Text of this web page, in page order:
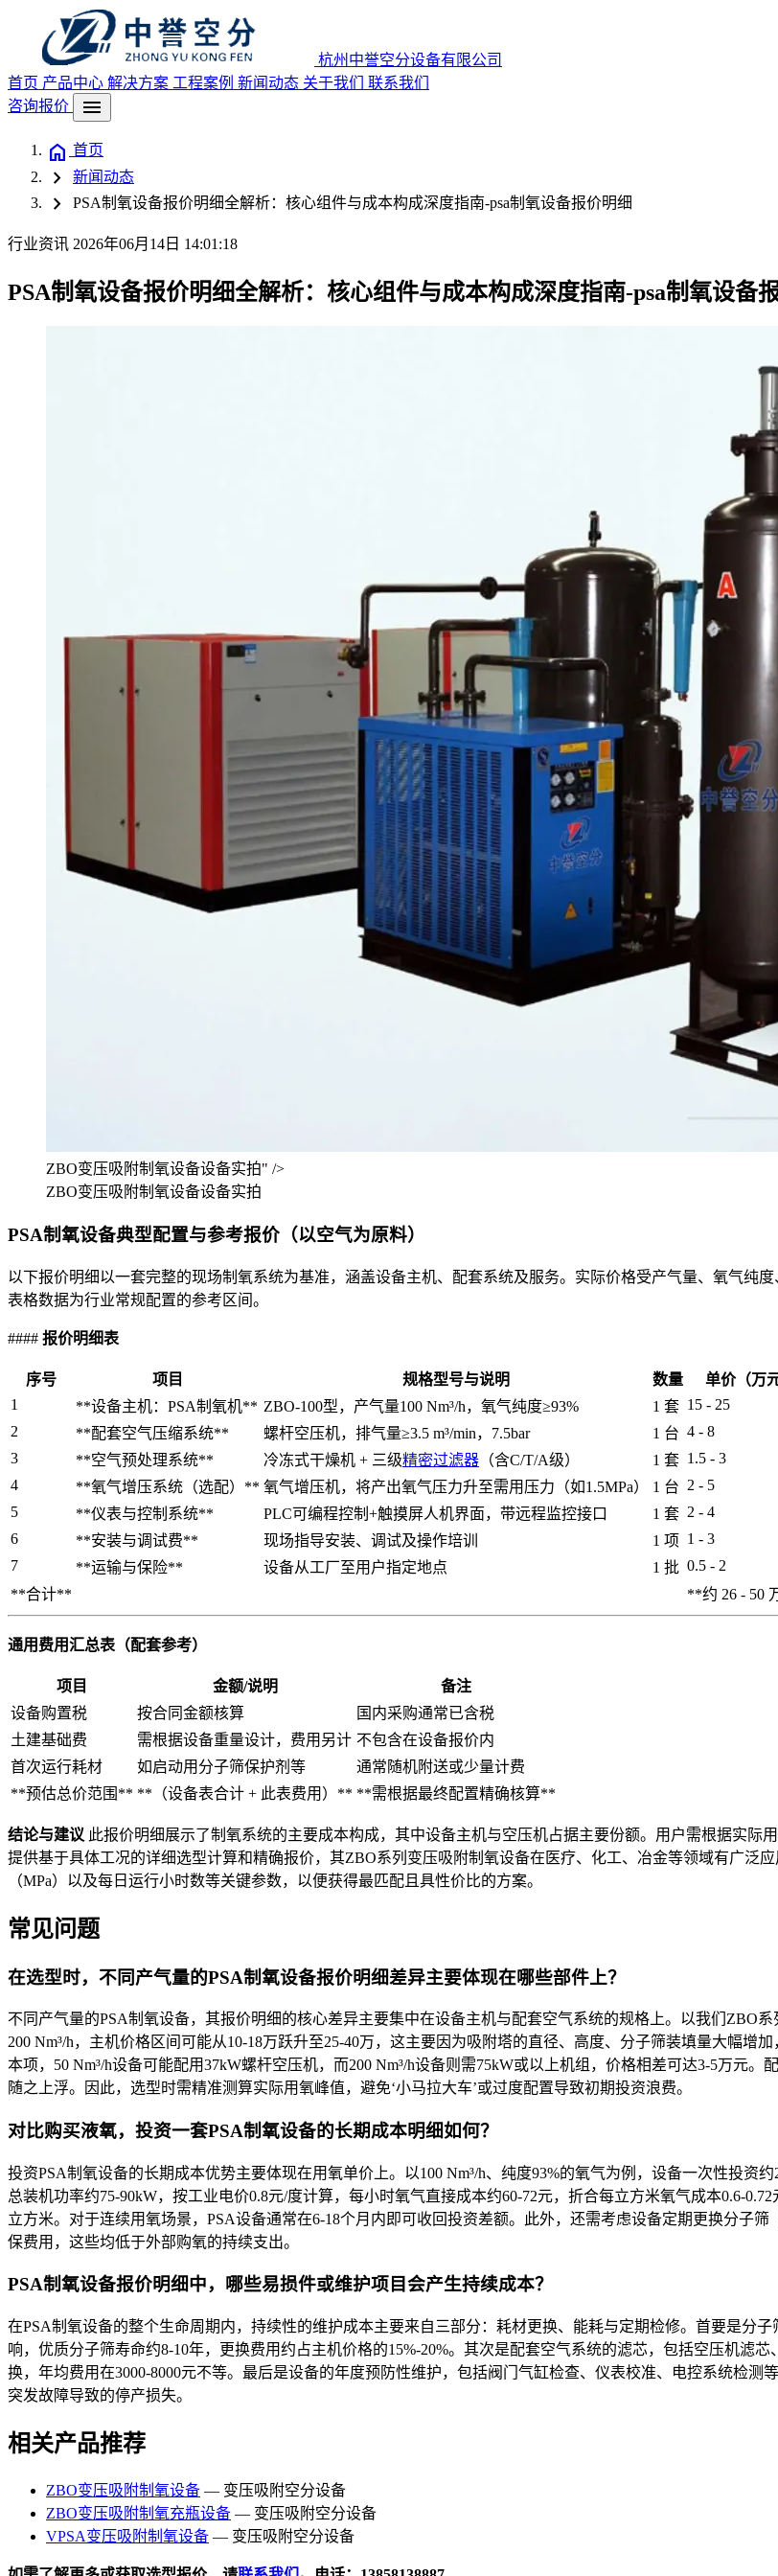
杭州中誉空分设备有限公司
首页 产品中心 解决方案 工程案例 新闻动态 关于我们 联系我们
咨询报价
menu
home 首页
chevron_right 新闻动态
chevron_right PSA制氧设备报价明细全解析：核心组件与成本构成深度指南-psa制氧设备报价明细
行业资讯 2026年06月14日 14:01:18
PSA制氧设备报价明细全解析：核心组件与成本构成深度指南-psa制氧设备
ZBO变压吸附制氧设备设备实拍" />
ZBO变压吸附制氧设备设备实拍
PSA制氧设备典型配置与参考报价（以空气为原料）
以下报价明细以一套完整的现场制氧系统为基准，涵盖设备主机、配套系统及服务。实际价格受产气量、氧气纯
表格数据为行业常规配置的参考区间。
#### 报价明细表
序号 项目 规格型号与说明 数量 单价（万元
1
**设备主机：PSA制氧机** ZBO-100型，产气量100 Nm³/h，氧气纯度≥93% 1 套 15 - 25
2
**配套空气压缩系统** 螺杆空压机，排气量≥3.5 m³/min，7.5bar 1 台 4 - 8
3
**空气预处理系统** 冷冻式干燥机 + 三级精密过滤器 （含C/T/A级） 1 套 1.5 - 3
4
**氧气增压系统（选配）** 氧气增压机，将产出氧气压力升至需用压力（如1.5MPa） 1 台 2 - 5
5
**仪表与控制系统** PLC可编程控制+触摸屏人机界面，带远程监控接口 1 套 2 - 4
6
**安装与调试费** 现场指导安装、调试及操作培训 1 项 1 - 3
7
**运输与保险** 设备从工厂至用户指定地点 1 批 0.5 - 2
**合计**
**约 26 - 50
通用费用汇总表（配套参考）
项目 金额/说明
备注
设备购置税
按合同金额核算
国内采购通常已含税
土建基础费
需根据设备重量设计，费用另计 不包含在设备报价内
首次运行耗材
如启动用分子筛保护剂等
通常随机附送或少量计费
**预估总价范围** **（设备表合计 + 此表费用）** **需根据最终配置精确核算**
结论与建议 此报价明细展示了制氧系统的主要成本构成，其中设备主机与空压机占据主要份额。用户需根据实际
提供基于具体工况的详细选型计算和精确报价，其ZBO系列变压吸附制氧设备在医疗、化工、冶金等领域有广泛
（MPa）以及每日运行小时数等关键参数，以便获得最匹配且具性价比的方案。
常见问题
在选型时，不同产气量的PSA制氧设备报价明细差异主要体现在哪些部件上？
不同产气量的PSA制氧设备，其报价明细的核心差异主要集中在设备主机与配套空气系统的规格上。以我们ZBO
200 Nm³/h，主机价格区间可能从10-18万跃升至25-40万，这主要因为吸附塔的直径、高度、分子筛装填量大幅
本项，50 Nm³/h设备可能配用37kW螺杆空压机，而200 Nm³/h设备则需75kW或以上机组，价格相差可达3-5万元
随之上浮。因此，选型时需精准测算实际用氧峰值，避免‘小马拉大车’或过度配置导致初期投资浪费。
对比购买液氧，投资一套PSA制氧设备的长期成本明细如何？
投资PSA制氧设备的长期成本优势主要体现在用氧单价上。以100 Nm³/h、纯度93%的氧气为例，设备一次性投资
总装机功率约75-90kW，按工业电价0.8元/度计算，每小时氧气直接成本约60-72元，折合每立方米氧气成本0.6-
立方米。对于连续用氧场景，PSA设备通常在6-18个月内即可收回投资差额。此外，还需考虑设备定期更换分子
保费用，这些均低于外部购氧的持续支出。
PSA制氧设备报价明细中，哪些易损件或维护项目会产生持续成本？
在PSA制氧设备的整个生命周期内，持续性的维护成本主要来自三部分：耗材更换、能耗与定期检修。首要是分
响，优质分子筛寿命约8-10年，更换费用约占主机价格的15%-20%。其次是配套空气系统的滤芯，包括空压机滤
换，年均费用在3000-8000元不等。最后是设备的年度预防性维护，包括阀门气缸检查、仪表校准、电控系统检
突发故障导致的停产损失。
相关产品推荐
ZBO变压吸附制氧设备 — 变压吸附空分设备
ZBO变压吸附制氧充瓶设备 — 变压吸附空分设备
VPSA变压吸附制氧设备 — 变压吸附空分设备